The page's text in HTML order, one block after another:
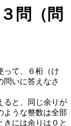
問（問
て、６桁（け
問いに答えなさ
ると、同じ余りが
ような整数は全部
きには余りは０と